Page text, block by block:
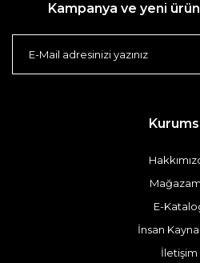
Kampanya ve yeni
E-
İnsan
İletişim